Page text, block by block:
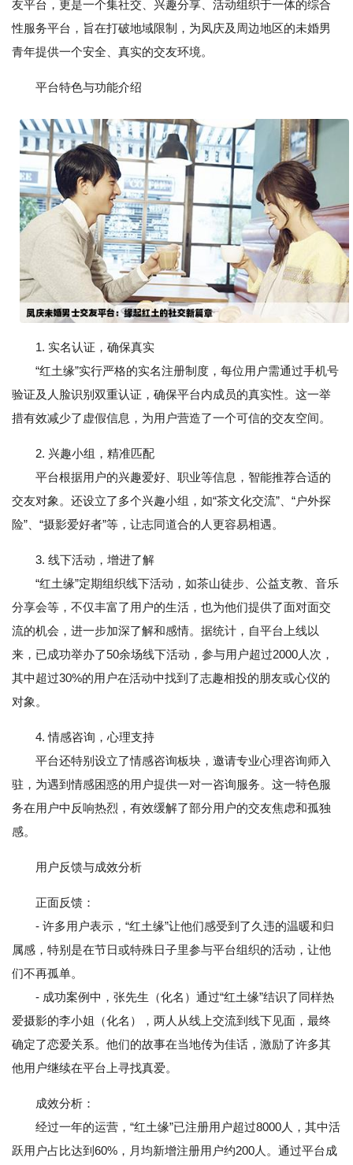
友平台，更是一个集社交、兴趣分享、活动组织于一体的综合
性服务平台，旨在打破地域限制，为凤庆及周边地区的未婚男
青年提供一个安全、真实的交友环境。
平台特色与功能介绍
1. 实名认证，确保真实
“红土缘”实行严格的实名注册制度，每位用户需通过手机号
验证及人脸识别双重认证，确保平台内成员的真实性。这一举
措有效减少了虚假信息，为用户营造了一个可信的交友空间。
2. 兴趣小组，精准匹配
平台根据用户的兴趣爱好、职业等信息，智能推荐合适的
交友对象。还设立了多个兴趣小组，如“茶文化交流”、“户外探
险”、“摄影爱好者”等，让志同道合的人更容易相遇。
3. 线下活动，增进了解
“红土缘”定期组织线下活动，如茶山徒步、公益支教、音乐
分享会等，不仅丰富了用户的生活，也为他们提供了面对面交
流的机会，进一步加深了解和感情。据统计，自平台上线以
来，已成功举办了50余场线下活动，参与用户超过2000人次，
其中超过30%的用户在活动中找到了志趣相投的朋友或心仪的
对象。
4. 情感咨询，心理支持
平台还特别设立了情感咨询板块，邀请专业心理咨询师入
驻，为遇到情感困惑的用户提供一对一咨询服务。这一特色服
务在用户中反响热烈，有效缓解了部分用户的交友焦虑和孤独
感。
用户反馈与成效分析
正面反馈：
- 许多用户表示，“红土缘”让他们感受到了久违的温暖和归
属感，特别是在节日或特殊日子里参与平台组织的活动，让他
们不再孤单。
- 成功案例中，张先生（化名）通过“红土缘”结识了同样热
爱摄影的李小姐（化名），两人从线上交流到线下见面，最终
确定了恋爱关系。他们的故事在当地传为佳话，激励了许多其
他用户继续在平台上寻找真爱。
成效分析：
经过一年的运营，“红土缘”已注册用户超过8000人，其中活
跃用户占比达到60%，月均新增注册用户约200人。通过平台成